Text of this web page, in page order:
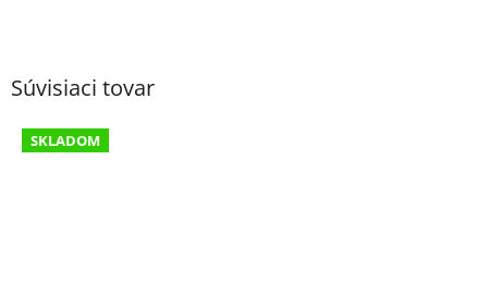
Súvisiaci tovar
SKLADOM